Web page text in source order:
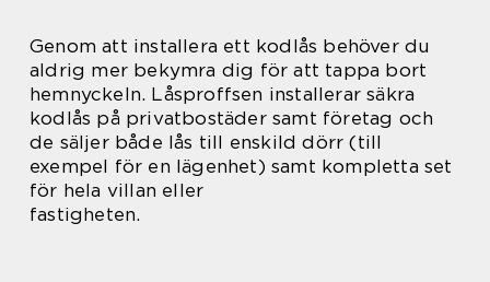
Genom att installera ett kodlås behöver du
aldrig mer bekymra dig för att tappa bort
hemnyckeln. Låsproffsen installerar säkra
kodlås på privatbostäder samt företag och
de säljer både lås till enskild dörr (till
exempel för en lägenhet) samt kompletta set
för hela villan eller
fastigheten.